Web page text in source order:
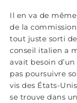
Il en va de
de la
tout juste sorti
conseil italien a
avait besoin
pas poursuivre
vis des États-
se trouve dans